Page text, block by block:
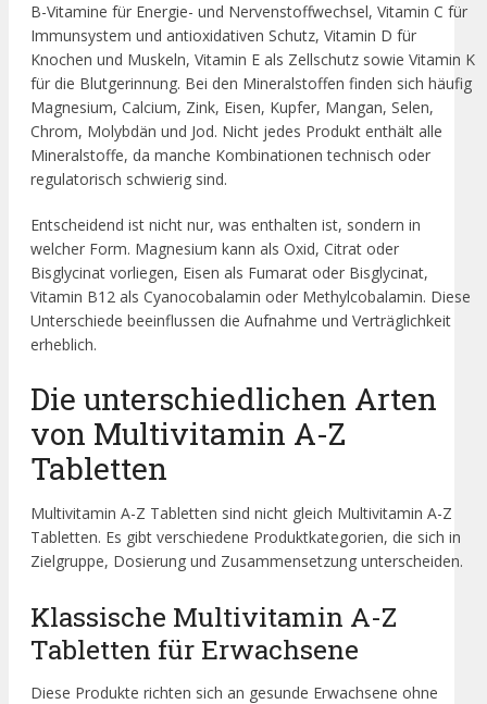
B-Vitamine für Energie- und Nervenstoffwechsel, Vitamin C für
Immunsystem und antioxidativen Schutz, Vitamin D für
Knochen und Muskeln, Vitamin E als Zellschutz sowie Vitamin K
für die Blutgerinnung. Bei den Mineralstoffen finden sich häufig
Magnesium, Calcium, Zink, Eisen, Kupfer, Mangan, Selen,
Chrom, Molybdän und Jod. Nicht jedes Produkt enthält alle
Mineralstoffe, da manche Kombinationen technisch oder
regulatorisch schwierig sind.
Entscheidend ist nicht nur, was enthalten ist, sondern in
welcher Form. Magnesium kann als Oxid, Citrat oder
Bisglycinat vorliegen, Eisen als Fumarat oder Bisglycinat,
Vitamin B12 als Cyanocobalamin oder Methylcobalamin. Diese
Unterschiede beeinflussen die Aufnahme und Verträglichkeit
erheblich.
Die unterschiedlichen Arten
von Multivitamin A-Z
Tabletten
Multivitamin A-Z Tabletten sind nicht gleich Multivitamin A-Z
Tabletten. Es gibt verschiedene Produktkategorien, die sich in
Zielgruppe, Dosierung und Zusammensetzung unterscheiden.
Klassische Multivitamin A-Z
Tabletten für Erwachsene
Diese Produkte richten sich an gesunde Erwachsene ohne